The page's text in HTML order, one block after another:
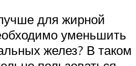
для жирной
уменьшить
желез? В таком